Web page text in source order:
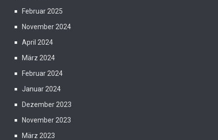
Februar 2025
November 2024
April 2024
März 2024
Februar 2024
Januar 2024
Dezember 2023
November 2023
März 2023